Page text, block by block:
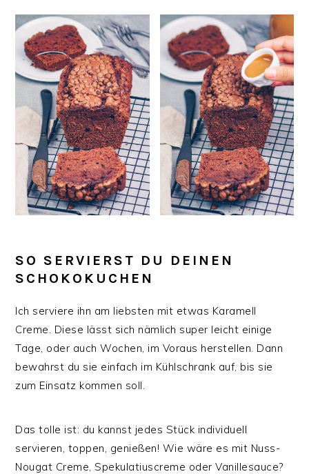
SO SERVIERST DU DEINEN
SCHOKOKUCHEN
Ich serviere ihn am liebsten mit etwas Karamell
Creme. Diese lässt sich nämlich super leicht einige
Tage, oder auch Wochen, im Voraus herstellen. Dann
bewahrst du sie einfach im Kühlschrank auf, bis sie
zum Einsatz kommen soll.
Das tolle ist: du kannst jedes Stück individuell
servieren, toppen, genießen! Wie wäre es mit Nuss-
Nougat Creme, Spekulatiuscreme oder Vanillesauce?